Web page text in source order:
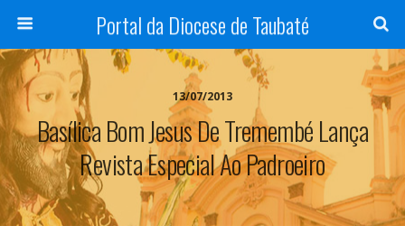
Portal da Diocese de Taubaté
13/07/2013
Basílica Bom Jesus De Tremembé Lança
Revista Especial Ao Padroeiro